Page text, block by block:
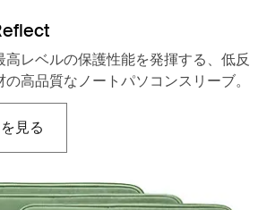
レベルの保護性能を発揮する、低反
高品質なノートパソコンスリーブ。
見る
いタブで開きます